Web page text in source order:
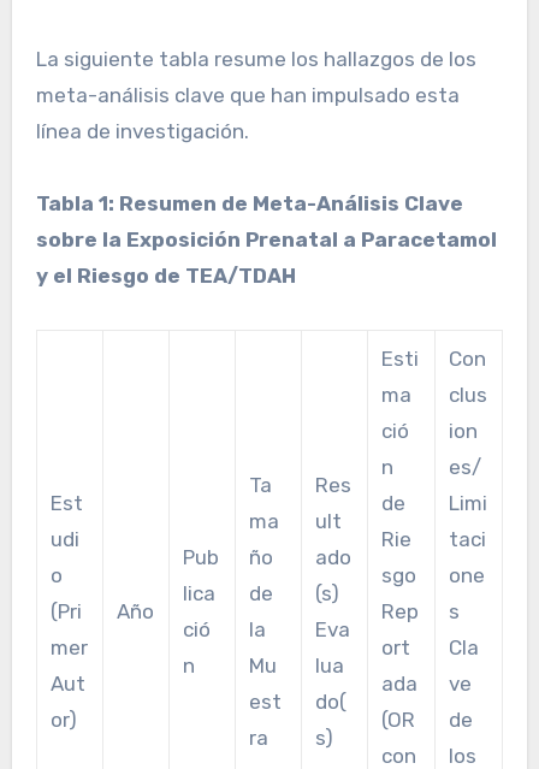
La siguiente tabla resume los hallazgos de los
meta-análisis clave que han impulsado esta
línea de investigación.
Tabla 1: Resumen de Meta-Análisis Clave
sobre la Exposición Prenatal a Paracetamol
y el Riesgo de TEA/TDAH
Est
udi
o
(Pri
mer
Aut
or)
Año
Pub
lica
ció
n
Ta
ma
ño
de
la
Mu
est
ra
Res
ult
ado
(s)
Eva
lua
do(
s)
Esti
ma
ció
n
de
Rie
sgo
Rep
ort
ada
(OR
con
Con
clus
ion
es/
Limi
taci
one
s
Cla
ve
de
los